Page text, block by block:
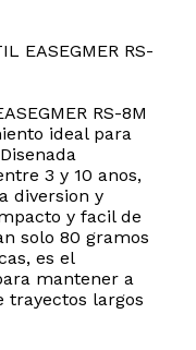
EASEGMER RS-
RS-8M
ideal para
3 y 10 anos,
diversion y
y facil de
solo 80 gramos
es el
mantener a
trayectos largos